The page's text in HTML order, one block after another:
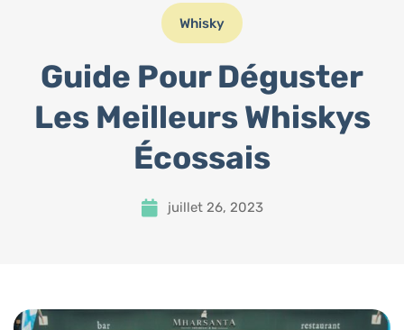
Whisky
Guide Pour Déguster
Les Meilleurs Whiskys
Écossais
juillet 26, 2023